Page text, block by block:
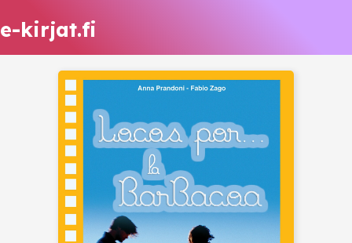
e-kirjat.fi